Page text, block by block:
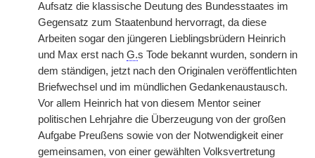
Aufsatz die klassische Deutung des Bundesstaates im
Gegensatz zum Staatenbund hervorragt, da diese
Arbeiten sogar den jüngeren Lieblingsbrüdern Heinrich
und Max erst nach G.s Tode bekannt wurden, sondern in
dem ständigen, jetzt nach den Originalen veröffentlichten
Briefwechsel und im mündlichen Gedankenaustausch.
Vor allem Heinrich hat von diesem Mentor seiner
politischen Lehrjahre die Überzeugung von der großen
Aufgabe Preußens sowie von der Notwendigkeit einer
gemeinsamen, von einer gewählten Volksvertretung